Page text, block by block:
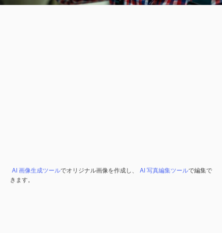
AI 画像生成ツールでオリジナル画像を作成し、 AI 写真編集ツールで編集で
きます。